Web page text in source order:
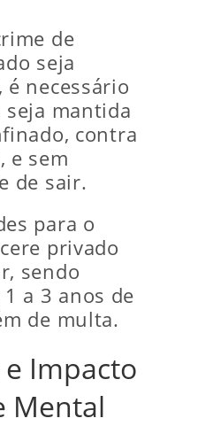
de
seja
necessário
mantida
contra
e sem
de sair.
para o
privado
sendo
a 3 anos de
de multa.
Impacto
Mental